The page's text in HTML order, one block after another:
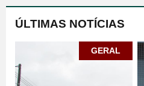
ÚLTIMAS NOTÍCIAS
GERAL